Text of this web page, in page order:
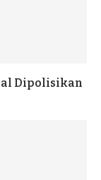
Dipolisikan